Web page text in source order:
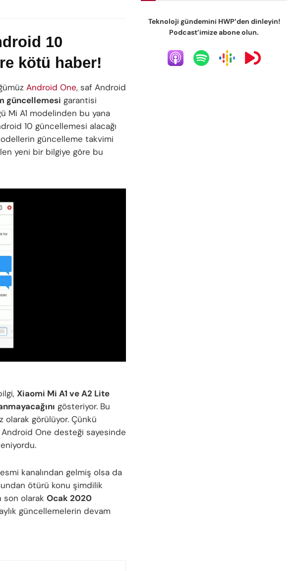
10
kötü haber!
Android One, saf Android
güncellemesi garantisi
Mi A1 modelinden bu yana
10 güncellemesi alacağı
güncelleme takvimi
yeni bir bilgiye göre bu
Xiaomi Mi A1 ve A2 Lite
gösteriyor. Bu
olarak görülüyor. Çünkü
Android One desteği sayesinde
kanalından gelmiş olsa da
ötürü konu şimdilik
son olarak Ocak 2020
güncellemelerin devam
Teknoloji gündemini HWP’den dinleyin!
Podcast’imize abone olun.